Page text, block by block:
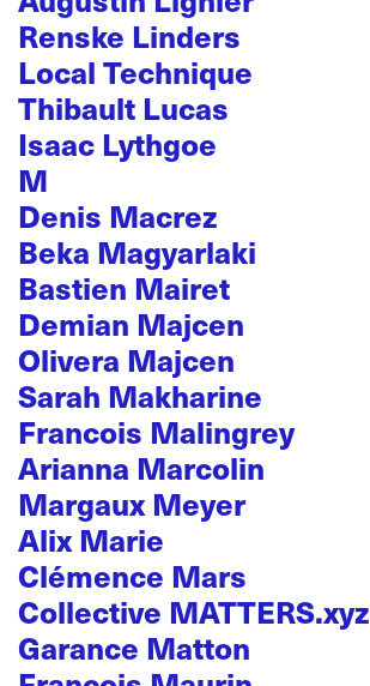
Renske Linders
Local Technique
Thibault Lucas
Isaac Lythgoe
M
Denis Macrez
Beka Magyarlaki
Bastien Mairet
Demian Majcen
Olivera Majcen
Sarah Makharine
Francois Malingrey
Arianna Marcolin
Margaux Meyer
Alix Marie
Clémence Mars
Collective MATTERS.xyz
Garance Matton